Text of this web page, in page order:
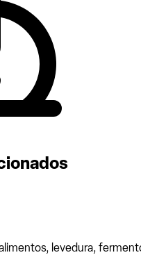
levedura,